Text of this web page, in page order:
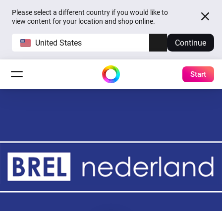
Please select a different country if you would like to
view content for your location and shop online.
United States Continue
Start